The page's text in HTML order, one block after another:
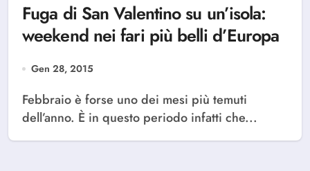
Fuga di San Valentino su un’isola:
weekend nei fari più belli d’Europa
Gen 28, 2015
Febbraio è forse uno dei mesi più temuti
dell’anno. È in questo periodo infatti che...